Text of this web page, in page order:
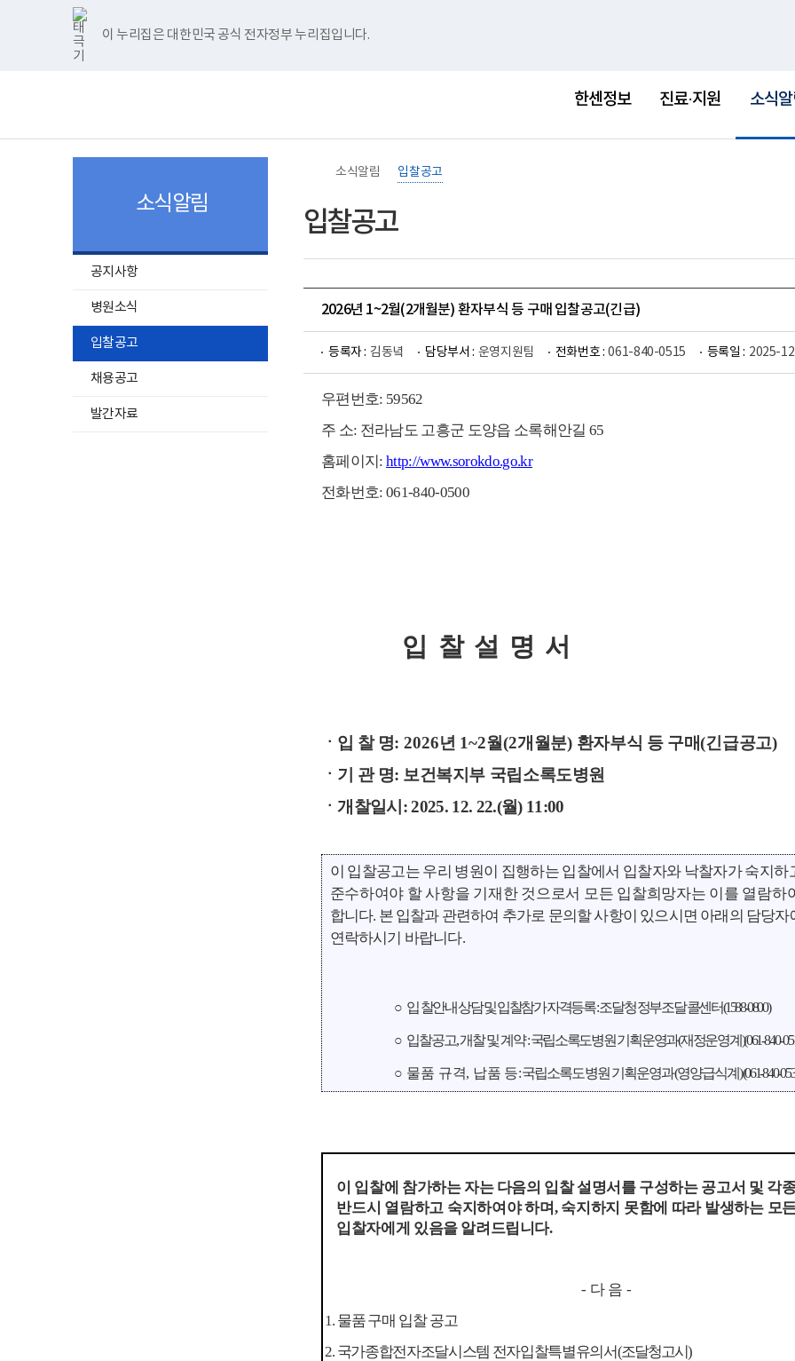
주메뉴 바로가기 보건복지부 홈페이지
이 누리집은 대한민국 공식 전자정부 누리집입니다.
국
한센정보 진료·지원 소식
소식알림
공지사항
병원소식
입찰공고
채용공고
발간자료
소식알림 입찰공고
입찰공고
2026년 1~2월(2개월분) 환자부식 등 구매 입찰공고(긴급)
등록자 : 김동녘 담당부서 : 운영지원팀 전화번호 : 061-840-0515 등록일 : 2025-
우편번호: 59562
주 소: 전라남도 고흥군 도양읍 소록해안길65
홈페이지:http://www.sorokdo.go.kr
전화번호: 061-840-0500
입 찰 설 명 서
ㆍ입 찰 명: 2026년 1~2월(2개월분) 환자부식 등 구매(긴급공고)
ㆍ기 관 명: 보건복지부 국립소록도병원
ㆍ개찰일시 : 2025. 12. 22.(월) 11:00
이 입찰공고는 우리 병원이 집행하는 입찰에서 입찰자와 낙찰자가 숙지하
준수하여야 할 사항을 기재한 것으로서 모든 입찰희망자는 이를 열람하
합니다. 본 입찰과 관련하여 추가로 문의할 사항이 있으시면 아래의 담당자
연락하시기 바랍니다.
○ 입찰안내 상담 및 입찰참가 자격등록:조달청 정부조달 콜센터(1588-0800)
○ 입찰공고,개찰 및 계약:국립소록도병원 기획운영과(재정운영계)(061-840-
○ 물품 규격, 납품 등:국립소록도병원 기획운영과(영양급식계)(061-840-
이 입찰에 참가하는 자는 다음의 입찰 설명서를 구성하는 공고서 및 각
반드시 열람하고 숙지하여야 하며 , 숙지하지 못함에 따라 발생하는 모
입찰자에게 있음을 알려드립니다.
- 다 음 -
1. 물품 구매 입찰 공고
2. 국가종합전자조달시스템 전자입찰특별유의서(조달청고시)
운
그
로
다